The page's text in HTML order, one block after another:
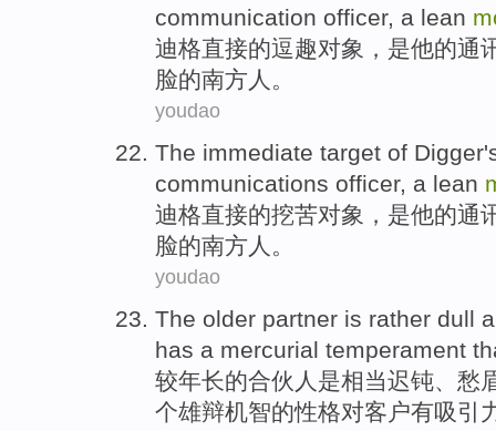
communication officer, a lean
迪格直接的逗趣对象， 是他的通
脸的南方人 。
youdao
The immediate target of
communications officer, a lean
迪格直接的挖苦对象 ， 是他的通
脸的南方人 。
youdao
The older partner is rather dull
has a mercurial temperament
较年长的合伙人 是相当迟钝
愁
个雄辩机智的性格对客户有吸引